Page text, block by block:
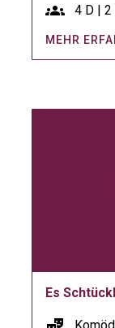
groups 4 D | 2
MEHR
Es